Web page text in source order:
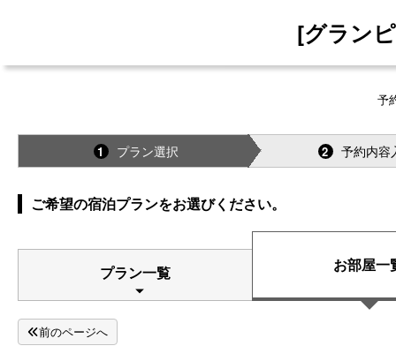
[グラン
予
1 プラン選択 2 予約内容
ご希望の宿泊プランをお選びください。
プラン一覧 お部屋一
前のページへ